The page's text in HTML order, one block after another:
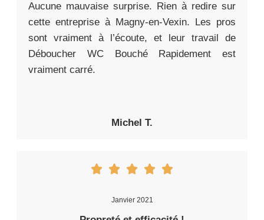
Aucune mauvaise surprise. Rien à redire sur
cette entreprise à Magny-en-Vexin. Les pros
sont vraiment à l’écoute, et leur travail de
Déboucher WC Bouché Rapidement est
vraiment carré.
Michel T.
Janvier 2021